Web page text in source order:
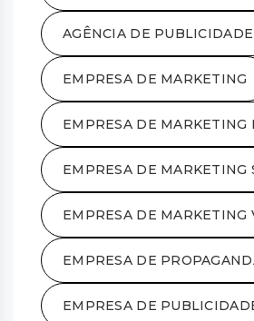
AGÊNCIA DE PUBLICIDADE
EMPRESA DE MARKETING
EMPRESA DE MARKETING
EMPRESA DE MARKETING
EMPRESA DE MARKETING
EMPRESA DE
EMPRESA DE